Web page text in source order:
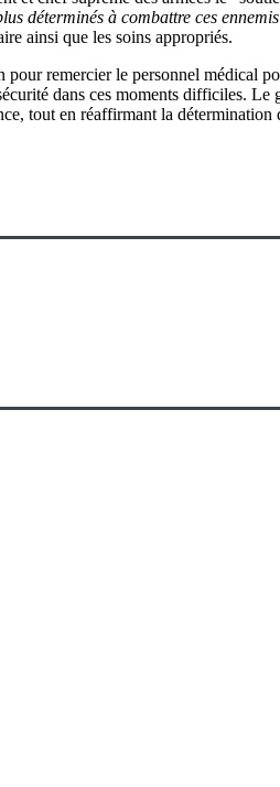
déterminés à combattre ces
ainsi que les soins appropriés.
remercier le personnel médical
dans ces moments difficiles.
tout en réaffirmant la